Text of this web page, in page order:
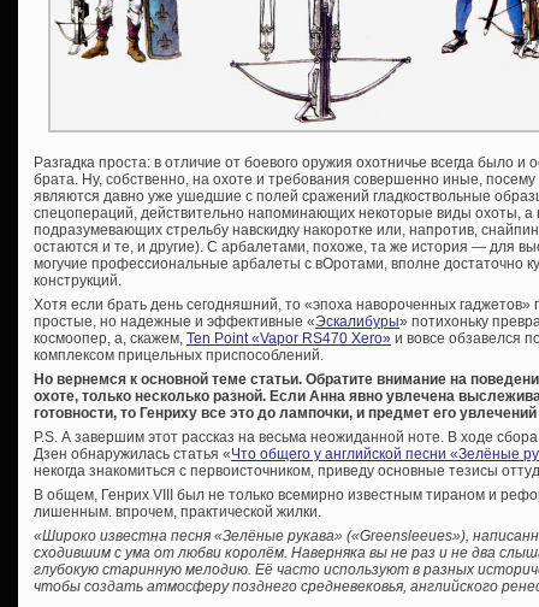
Разгадка проста: в отличие от боевого оружия охотничье всегда было
брата. Ну, собственно, на охоте и требования совершенно иные,
являются давно уже ушедшие с полей сражений гладкоствольные
спецопераций, действительно напоминающих некоторые виды охоты, а
подразумевающих стрельбу навскидку накоротке или, напротив,
остаются и те, и другие). С арбалетами, похоже, та же история — для
могучие профессиональные арбалеты с вОротами, вполне достаточно
конструкций.
Хотя если брать день сегодняшний, то «эпоха навороченных гаджетов»
простые, но надежные и эффективные «Эскалибуры» потихоньку
космоопер, а, скажем, Ten Point «Vapor RS470 Xero» и вовсе обзавелся
комплексом прицельных приспособлений.
Но вернемся к основной теме статьи. Обратите внимание на
охоте, только несколько разной. Если Анна явно увлечена
готовности, то Генриху все это до лампочки, и предмет его
P.S. А завершим этот рассказ на весьма неожиданной ноте. В ходе
Дзен обнаружилась статья «Что общего у английской песни «Зелёные
некогда знакомиться с первоисточником, приведу основные тезисы
В общем, Генрих VIII был не только всемирно известным тираном и
лишенным. впрочем, практической жилки.
«Широко известна песня «Зелёные рукава» («Greensleeues»),
сходившим с ума от любви королём. Наверняка вы не раз и не два
глубокую старинную мелодию. Её часто используют в разных
чтобы создать атмосферу позднего средневековья, английского